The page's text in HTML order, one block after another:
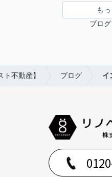
も
ブロ
不動産】 ブログ イ